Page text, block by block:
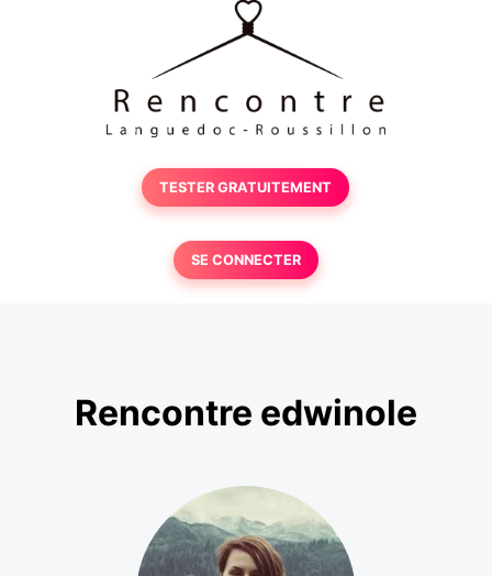
TESTER GRATUITEMENT
SE CONNECTER
Rencontre edwinole